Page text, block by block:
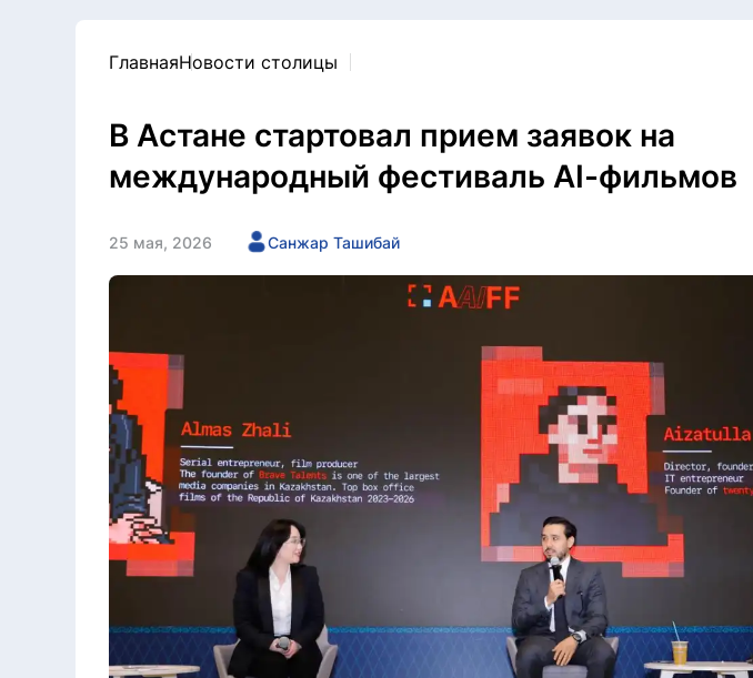
ГлавнаяНовости столицы
В Астане стартовал прием заявок на
международный фестиваль AI-фильмов
25 мая, 2026 Санжар Ташибай